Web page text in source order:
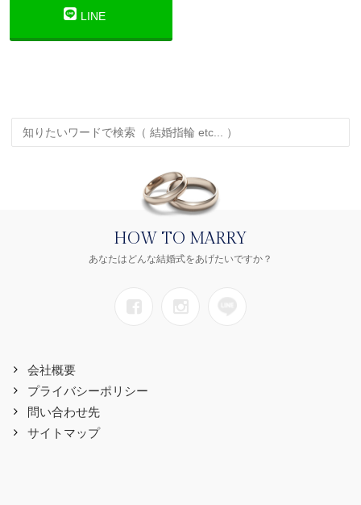
LINE
HOW TO MARRY
あなたはどんな結婚式をあげたいですか？
会社概要
プライバシーポリシー
問い合わせ先
サイトマップ